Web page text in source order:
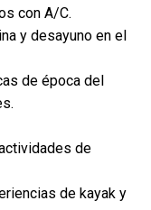
con A/C.
y desayuno en el
de época del
de
de kayak y